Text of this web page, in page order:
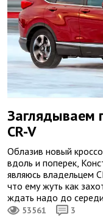
Заглядываем
CR-V
Облазив новый
вдоль и поперек,
являюсь владельцем
что ему жуть как
ждать надо до
53561 3